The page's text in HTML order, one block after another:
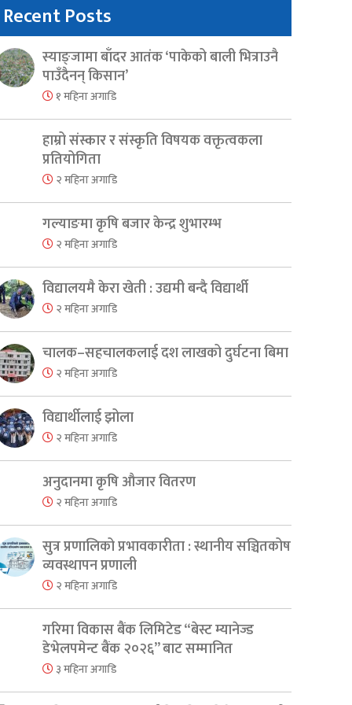
Recent Posts
स्याङ्जामा बाँदर आतंक ‘पाकेको बाली भित्राउनै
पाउँदैनन् किसान’
१ महिना अगाडि
हाम्रो संस्कार र संस्कृति विषयक वक्तृत्वकला
प्रतियोगिता
२ महिना अगाडि
गल्याङमा कृषि बजार केन्द्र शुभारम्भ
२ महिना अगाडि
विद्यालयमै केरा खेती : उद्यमी बन्दै विद्यार्थी
२ महिना अगाडि
चालक–सहचालकलाई दश लाखको दुर्घटना बिमा
२ महिना अगाडि
विद्यार्थीलाई झोला
२ महिना अगाडि
अनुदानमा कृषि औजार वितरण
२ महिना अगाडि
सुत्र प्रणालिको प्रभावकारीता : स्थानीय सञ्चितकोष
व्यवस्थापन प्रणाली
२ महिना अगाडि
गरिमा विकास बैंक लिमिटेड “बेस्ट म्यानेज्ड
डेभेलपमेन्ट बैंक २०२६” बाट सम्मानित
३ महिना अगाडि